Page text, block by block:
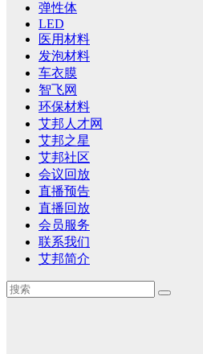
弹性体
LED
医用材料
发泡材料
车衣膜
智飞网
环保材料
艾邦人才网
艾邦之星
艾邦社区
会议回放
直播预告
直播回放
会员服务
联系我们
艾邦简介